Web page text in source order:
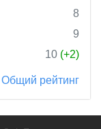
8
9
10 (+2)
Общий рейтинг